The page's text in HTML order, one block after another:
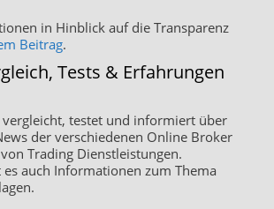
in Hinblick auf die Transparenz
Beitrag.
Tests & Erfahrungen
vergleicht, testet und informiert über
der verschiedenen Online Broker
Trading Dienstleistungen.
auch Informationen zum Thema